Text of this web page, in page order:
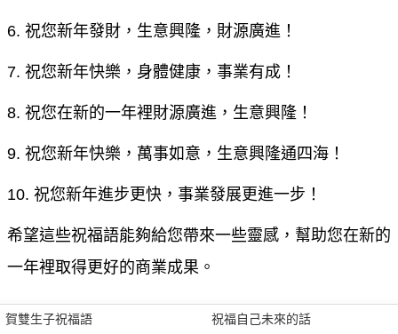
6. 祝您新年發財，生意興隆，財源廣進！
7. 祝您新年快樂，身體健康，事業有成！
8. 祝您在新的一年裡財源廣進，生意興隆！
9. 祝您新年快樂，萬事如意，生意興隆通四海！
10. 祝您新年進步更快，事業發展更進一步！
希望這些祝福語能夠給您帶來一些靈感，幫助您在新的
一年裡取得更好的商業成果。
賀雙生子祝福語
祝福自己未來的話